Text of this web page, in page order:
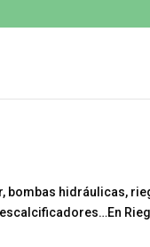
bombas hidráulicas,